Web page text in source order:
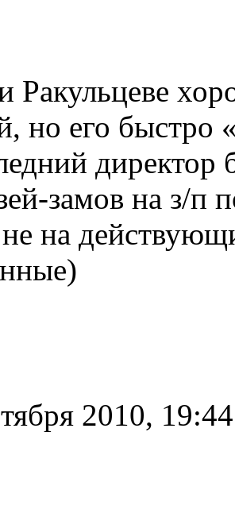
но его быстро
директор
замов на з/
на
2010, 19:44